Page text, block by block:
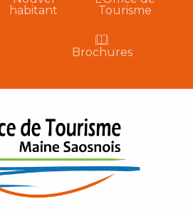
habitant
Tourisme
Brochures